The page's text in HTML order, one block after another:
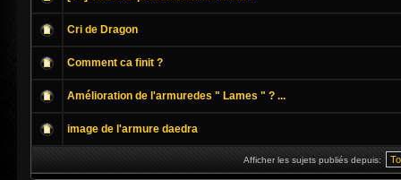
Cri de Dragon
Comment ca finit ?
Amélioration de l'armuredes " Lames " ? ...
image de l'armure daedra
Afficher les sujets publiés depuis: